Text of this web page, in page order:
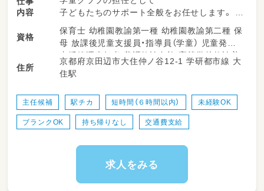
内容
子どもたちのサポート全般をお任せします。
・ 放課後の子どもたちの見守りやお迎え
・室内遊びや外遊びの安全管理サポート
・季節ごとのイベントやプログラムの企画・運営
・保護者の方々への対応やコミュニケーション
・お部屋の清掃やおもちゃの消毒などや環境整
備
資格
保育士 幼稚園教諭第一種 幼稚園教諭第二種 保
母 放課後児童支援員・指導員（学童） 児童発達
支援管理責任者 養護教諭免許 高等学校教諭普
通免許 中学校教諭普通免許 小学校教諭普通免
住所
京都府京田辺市大住仲ノ谷12-1 学研都市線 大
住駅
主任候補 駅チカ 短時間（６時間以内） 未経験OK
ブランクOK 持ち帰りなし 交通費支給
求人をみる